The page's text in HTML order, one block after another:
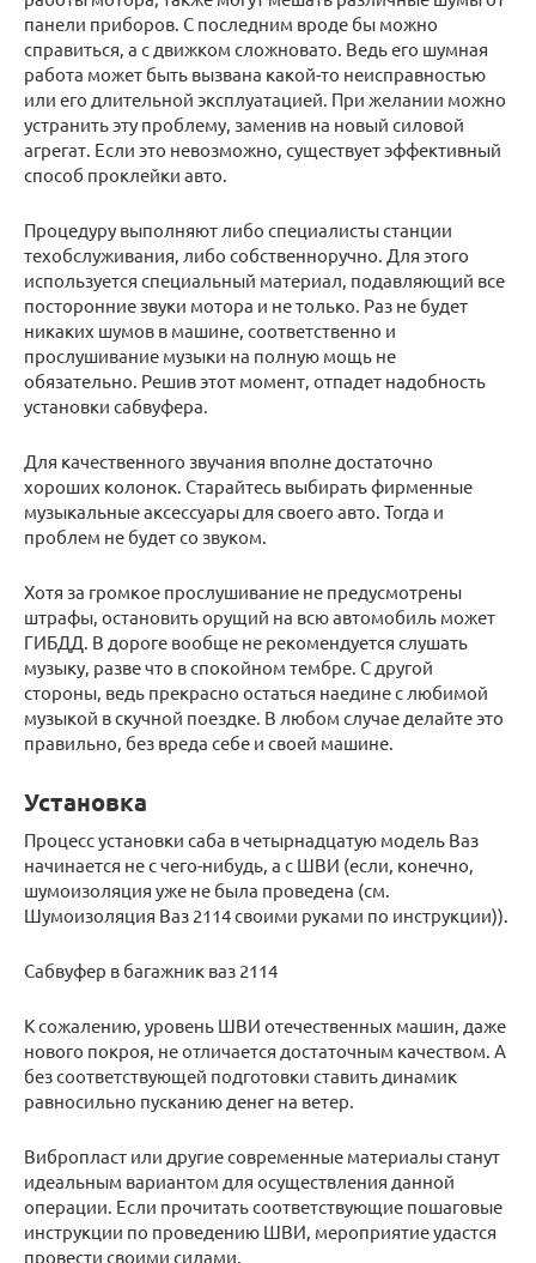
панели приборов. С последним вроде бы можно
справиться, а с движком сложновато. Ведь его шумная
работа может быть вызвана какой-то неисправностью
или его длительной эксплуатацией. При желании можно
устранить эту проблему, заменив на новый силовой
агрегат. Если это невозможно, существует эффективный
способ проклейки авто.
Процедуру выполняют либо специалисты станции
техобслуживания, либо собственноручно. Для этого
используется специальный материал, подавляющий все
посторонние звуки мотора и не только. Раз не будет
никаких шумов в машине, соответственно и
прослушивание музыки на полную мощь не
обязательно. Решив этот момент, отпадет надобность
установки сабвуфера.
Для качественного звучания вполне достаточно
хороших колонок. Старайтесь выбирать фирменные
музыкальные аксессуары для своего авто. Тогда и
проблем не будет со звуком.
Хотя за громкое прослушивание не предусмотрены
штрафы, остановить орущий на всю автомобиль может
ГИБДД. В дороге вообще не рекомендуется слушать
музыку, разве что в спокойном тембре. С другой
стороны, ведь прекрасно остаться наедине с любимой
музыкой в скучной поездке. В любом случае делайте это
правильно, без вреда себе и своей машине.
Установка
Процесс установки саба в четырнадцатую модель Ваз
начинается не с чего-нибудь, а с ШВИ (если, конечно,
шумоизоляция уже не была проведена (см.
Шумоизоляция Ваз 2114 своими руками по инструкции)).
Сабвуфер в багажник ваз 2114
К сожалению, уровень ШВИ отечественных машин, даже
нового покроя, не отличается достаточным качеством. А
без соответствующей подготовки ставить динамик
равносильно пусканию денег на ветер.
Вибропласт или другие современные материалы станут
идеальным вариантом для осуществления данной
операции. Если прочитать соответствующие пошаговые
инструкции по проведению ШВИ, мероприятие удастся
провести своими силами.